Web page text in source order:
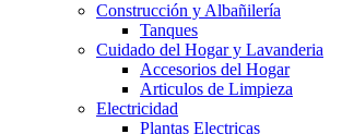
Construcción y Albañilería
Tanques
Cuidado del Hogar y Lavanderia
Accesorios del Hogar
Articulos de Limpieza
Electricidad
Plantas Electricas